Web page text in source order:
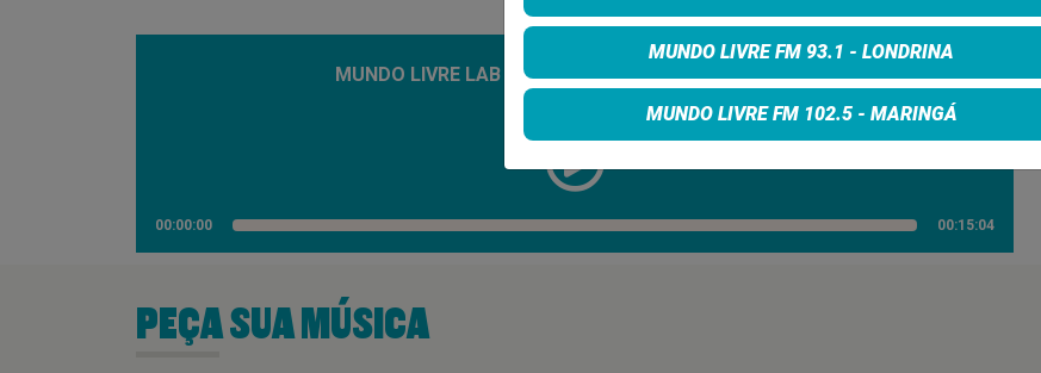
MUNDO LIVRE LAB – FUNKY JUNKIE #8 Temporada 03
00:00:00 00:15:04
PEÇA SUA MÚSICA
MUNDO LIVRE FM 93.1 - LONDRINA
MUNDO LIVRE FM 102.5 - MARINGÁ